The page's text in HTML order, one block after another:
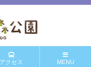
アクセス MENU